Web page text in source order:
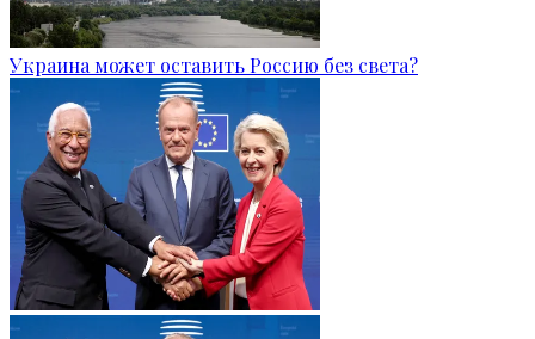
Украина может оставить Россию без света?